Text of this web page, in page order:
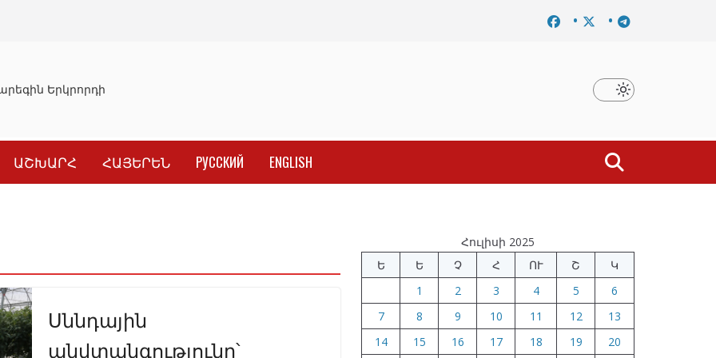
Երկրորդի նկատմամբ սահմանափակման վերացման որոշումը Նախկին բարձրաստիճան պաշտոնյաներ են
ԱՇԽԱՐՀ ՀԱՅԵՐԵՆ РУССКИЙ ENGLISH
Սննդային
անվտանգությունը՝
Հուլիսի 2025
Ե
Ե Չ Հ ՈՒ Շ
Կ
1
2 3 4 5
6
7
8 9 10 11 12
13
14
15 16 17 18 19
20